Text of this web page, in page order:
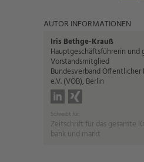
AUTOR INFORMATIONEN
Iris Bethge-Krauß
Hauptgeschäftsführerin und
Vorstandsmitglied
Bundesverband Öffentlicher
e.V. (VÖB), Berlin
Schreibt für:
Zeitschrift für das gesamte
bank und markt